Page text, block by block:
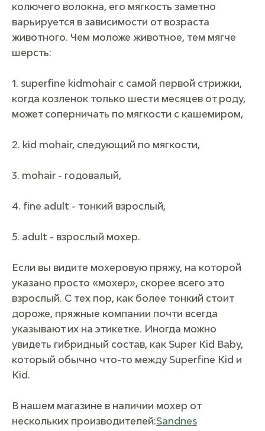
колючего волокна, его мягкость заметно
варьируется в зависимости от возраста
животного. Чем моложе животное, тем мягче
шерсть:
1. superfine kidmohair с самой первой стрижки,
когда козленок только шести месяцев от роду,
может соперничать по мягкости с кашемиром,
2. kid mohair, следующий по мягкости,
3. mohair - годовалый,
4. fine adult - тонкий взрослый,
5. adult - взрослый мохер.
Если вы видите мохеровую пряжу, на которой
указано просто «мохер», скорее всего это
взрослый. С тех пор, как более тонкий стоит
дороже, пряжные компании почти всегда
указывают их на этикетке. Иногда можно
увидеть гибридный состав, как Super Kid Baby,
который обычно что-то между Superfine Kid и
Kid.
В нашем магазине в наличии мохер от
нескольких производителей:Sandnes